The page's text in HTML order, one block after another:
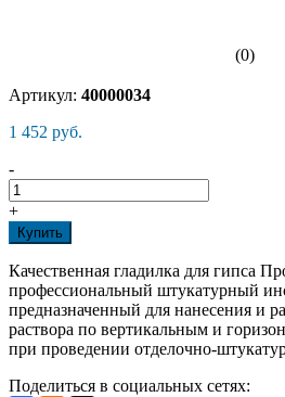
(0)
Артикул: 40000034
1 452 руб.
-
+
Купить
Качественная гладилка для гипса
профессиональный штукатурный
предназначенный для нанесения и
раствора по вертикальным и
при проведении отделочно-
Поделиться в социальных сетях: